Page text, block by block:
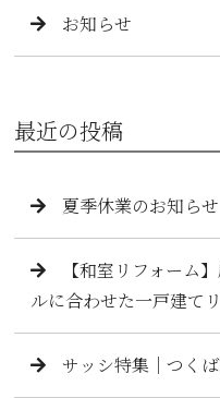
お知らせ
最近の投稿
夏季休業のお知ら
【和室リフォーム
ルに合わせた一戸建て
サッシ特集｜つく